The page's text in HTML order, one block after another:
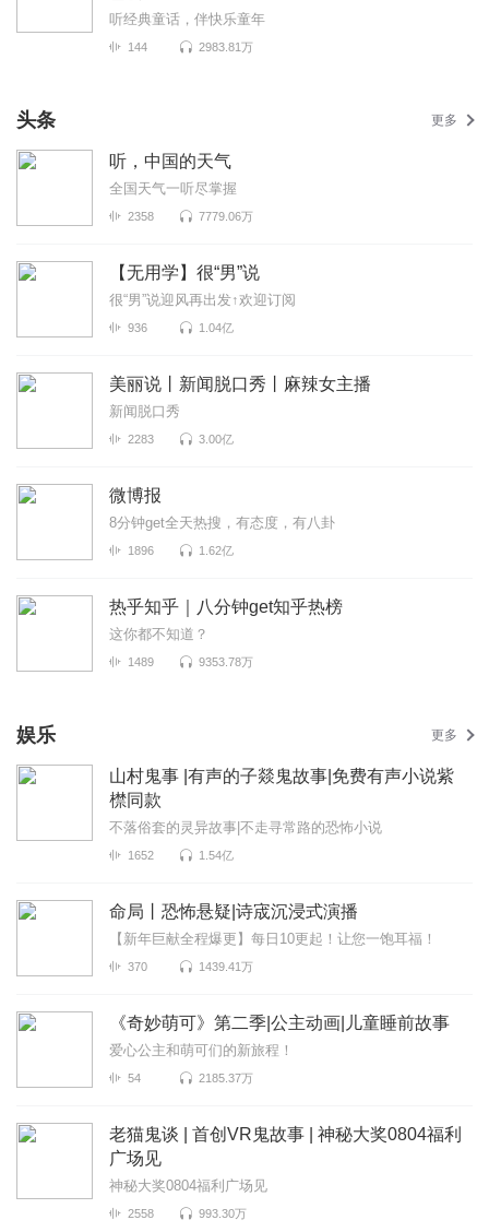
听经典童话，伴快乐童年
144 2983.81万
头条 更多
听，中国的天气
全国天气一听尽掌握
2358 7779.06万
【无用学】很“男”说
很“男”说迎风再出发↑欢迎订阅
936 1.04亿
美丽说丨新闻脱口秀丨麻辣女主播
新闻脱口秀
2283 3.00亿
微博报
8分钟get全天热搜，有态度，有八卦
1896 1.62亿
热乎知乎｜八分钟get知乎热榜
这你都不知道？
1489 9353.78万
娱乐 更多
山村鬼事 |有声的子燚鬼故事|免费有声小说紫
㯲同款
不落俗套的灵异故事|不走寻常路的恐怖小说
1652 1.54亿
命局丨恐怖悬疑|诗宬沉浸式演播
【新年巨献全程爆更】每日10更起！让您一饱耳福！
370 1439.41万
《奇妙萌可》第二季|公主动画|儿童睡前故事
爱心公主和萌可们的新旅程！
54 2185.37万
老猫鬼谈 | 首创VR鬼故事 | 神秘大奖0804福利
广场见
神秘大奖0804福利广场见
2558 993.30万